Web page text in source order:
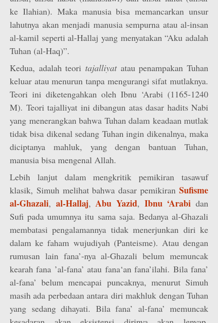
ke Ilahian). Maka manusia bisa memancarkan unsur
lahutnya akan menjadi manusia sempurna atau al-insan
al-kamil seperti al-Hallaj yang menyatakan “Aku adalah
Tuhan (al-Haq)”.
Kedua, adalah teori tajalliyatatau penampakan Tuhan
keluar atau menurun tanpa mengurangi sifat mutlaknya.
Teori ini diketengahkan oleh Ibnu ‘Arabi (1165-1240
M). Teori tajalliyat ini dibangun atas dasar hadits Nabi
yang menerangkan bahwa Tuhan dalam keadaan mutlak
tidak bisa dikenal sedang Tuhan ingin dikenalnya, maka
diciptanya mahluk, yang dengan bantuan Tuhan,
manusia bisa mengenal Allah.
Lebih lanjut dalam mengkritik pemikiran tasawuf
klasik, Simuh melihat bahwa dasar pemikiran Sufisme
al-Ghazali, al-Hallaj,Abu Yazid, Ibnu ‘Arabi dan
Sufi pada umumnya itu sama saja. Bedanya al-Ghazali
membatasi pengalamannya tidak menerjunkan diri ke
dalam ke faham wujudiyah (Panteisme). Atau dengan
rumusan lain fana’-nya al-Ghazali belum memuncak
kearah fana ’al-fana’ atau fana‘an fana’ilahi. Bila fana’
al-fana’ belum mencapai puncaknya, menurut Simuh
masih ada perbedaan antara diri makhluk dengan Tuhan
yang sedang dihayati. Bila fana’ al-fana’ memuncak